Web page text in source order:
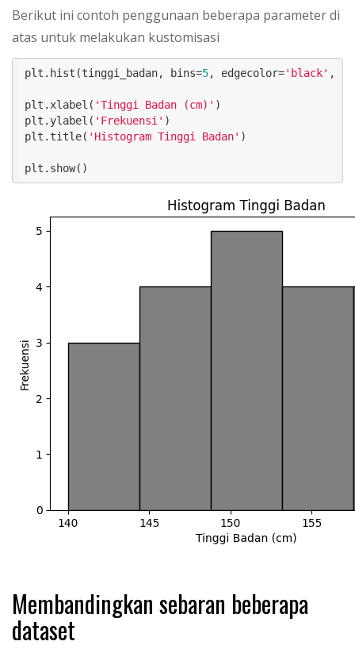
Berikut ini contoh penggunaan beberapa parameter di
atas untuk melakukan kustomisasi
plt.hist(tinggi_badan, bins=5, edgecolor='black' ,
plt.xlabel( 'Tinggi Badan (cm)' )
plt.ylabel( 'Frekuensi' )
plt.title( 'Histogram Tinggi Badan' )
plt.show()
Membandingkan sebaran beberapa
dataset